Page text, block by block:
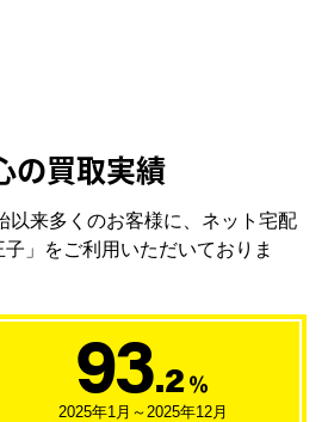
の買取実績
来多くのお客様に、 ネット宅配
」をご利用いただいておりま
93.2 ％
2025年1月～2025年12月